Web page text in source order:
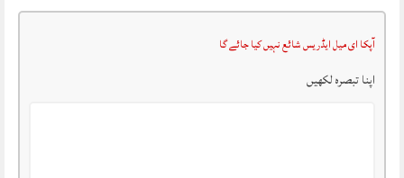
آپکا ای میل ایڈریس شائع نہیں کیا جائے گا
اپنا تبصرہ لکھیں